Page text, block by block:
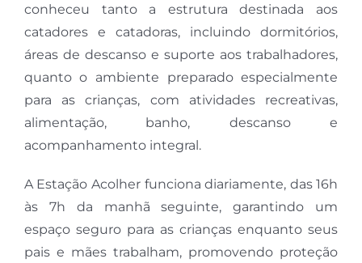
conheceu tanto a estrutura destinada aos
catadores e catadoras, incluindo dormitórios,
áreas de descanso e suporte aos trabalhadores,
quanto o ambiente preparado especialmente
para as crianças, com atividades recreativas,
alimentação, banho, descanso e
acompanhamento integral.
A Estação Acolher funciona diariamente, das 16h
às 7h da manhã seguinte, garantindo um
espaço seguro para as crianças enquanto seus
pais e mães trabalham, promovendo proteção